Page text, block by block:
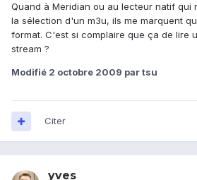
Quand à Meridian ou au lecteur natif qui
la sélection d'un m3u, ils me marquent
format. C'est si complaire que ça de lire
stream ?
Modifié 2 octobre 2009 par tsu
Citer
yves